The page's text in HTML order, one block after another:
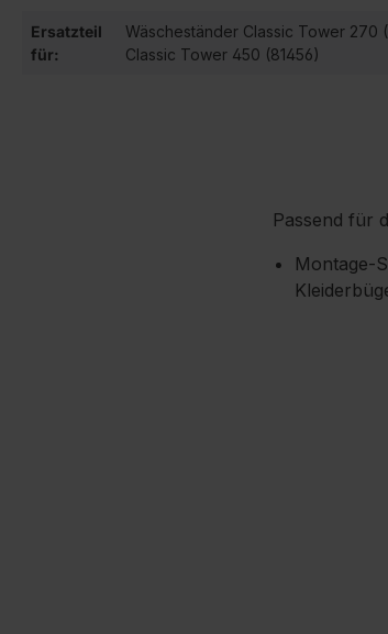
Ersatzteil
für:
Wäscheständer Classic Tower 270
Classic Tower 450 (81456)
Passend für
Montage-